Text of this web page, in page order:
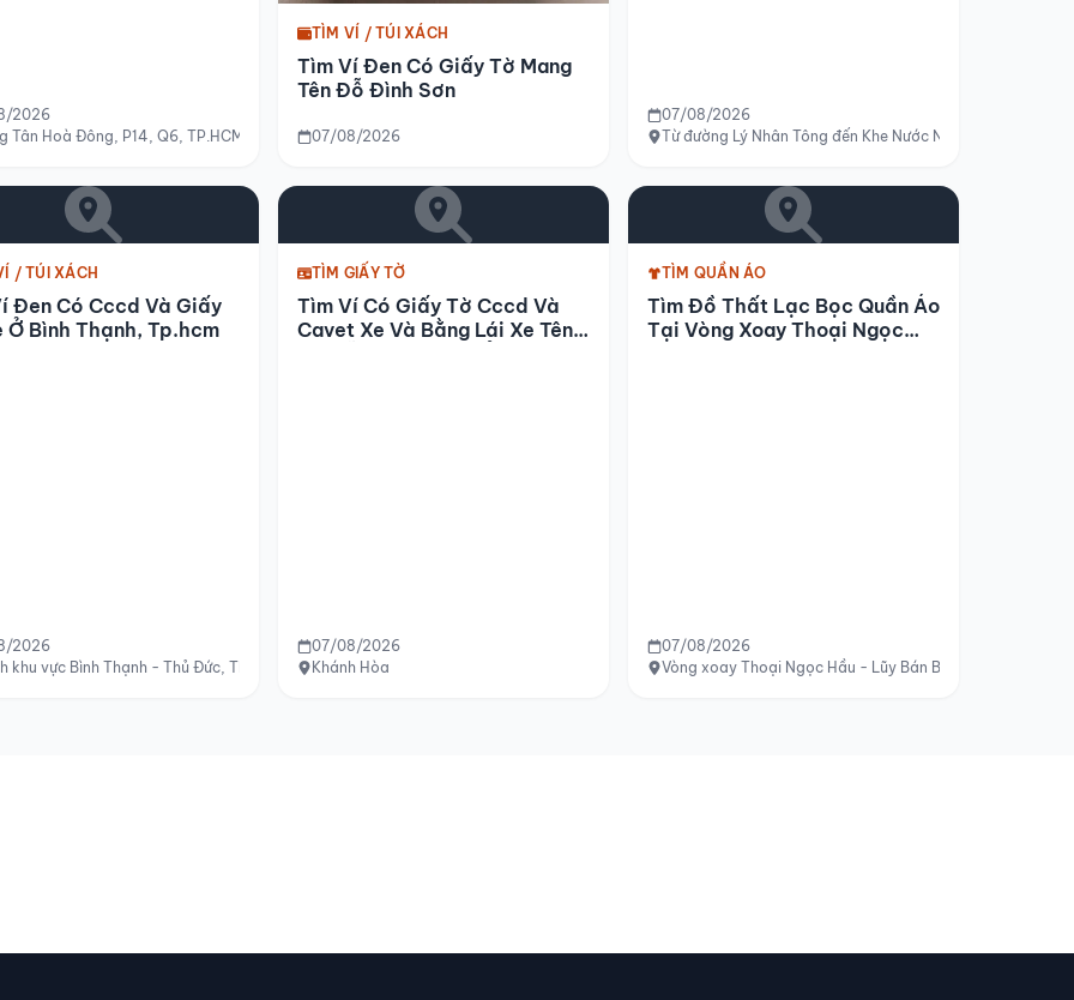
2026
Tân Hoà Đông, P14, Q6, TP.HCM về phía đường số 7
TÌM VÍ / TÚI XÁCH
Tìm Ví Đen Có Giấy Tờ Mang
Tên Đỗ Đình Sơn
07/08/2026
07/08/2026
Từ đường Lý Nhân Tông đến Khe Nước Nóng, TP Huế
/ TÚI XÁCH
Đen Có Cccd Và Giấy
Ở Bình Thạnh, Tp.hcm
2026
khu vực Bình Thạnh - Thủ Đức, TP.HCM
TÌM GIẤY TỜ
Tìm Ví Có Giấy Tờ Cccd Và
Cavet Xe Và Bằng Lái Xe Tên
07/08/2026
Khánh Hòa
TÌM QUẦN ÁO
Tìm Đồ Thất Lạc Bọc Quần Áo
Tại Vòng Xoay Thoại Ngọc
07/08/2026
Vòng xoay Thoại Ngọc Hầu - Lũy Bán Bích, Tân Phú,